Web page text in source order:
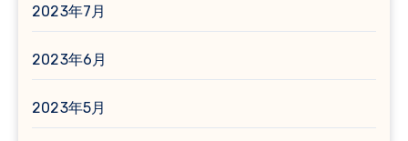
2023年7月
2023年6月
2023年5月